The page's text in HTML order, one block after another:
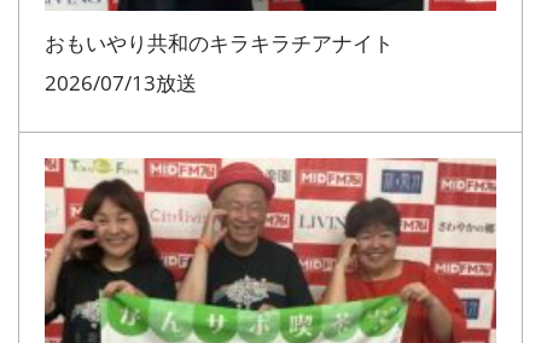
おもいやり共和のキラキラチアナイト
2026/07/13放送